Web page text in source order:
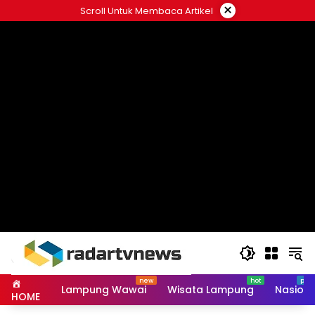
to
Scroll Untuk Membaca Artikel ×
HOME Lampung Wawai Wisata Lampung